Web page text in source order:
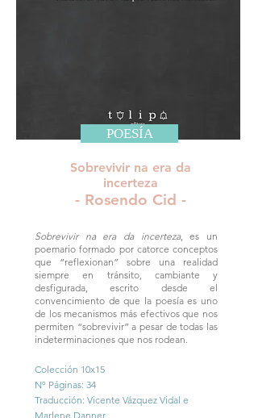
POESÍA
Sobrevivir na era da
incerteza
- Rosendo Cid -
Sobrevivir na era da incerteza, es un
poemario formado por catorce conceptos
que “reflexionan” sobre una realidad
siempre en tránsito, cambiante y
desfigurada, escrito desde el
convencimiento de que la poesía es uno
de los mecanismos más efectivos que nos
permiten “sobrevivir” a pesar de todas las
indeterminaciones que nos rodean.
Colección 10x15
Nº Páginas: 34
Traducción: Vicente Vázquez Vidal e
Marlene Danner